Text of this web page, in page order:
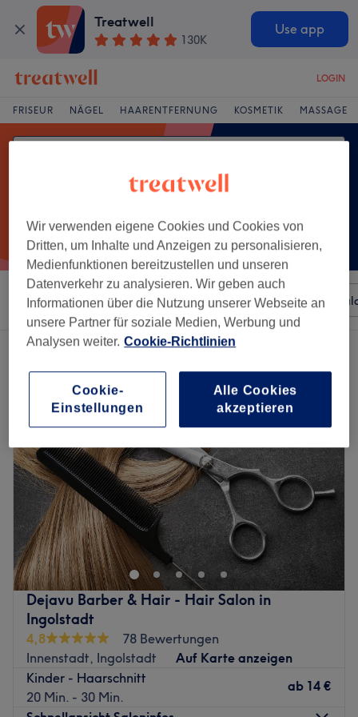
Treatwell
130K
Use app
LOGIN
FRISEUR NÄGEL HAARENTFERNUNG KOSMETIK MASSAGE
Sortieren nach Beliebiger Preis Besonderheiten
Ein Salon, der anbietet: haarschnitt für mädchen in Ingolstadt
Dejavu Barber & Hair - Hair Salon in
Ingolstadt
4,8
78 Bewertungen
Innenstadt, Ingolstadt
Auf Karte anzeigen
Kinder - Haarschnitt
20 Min. - 30 Min.
ab 14 €
Wir verwenden eigene Cookies und Cookies von
Dritten, um Inhalte und Anzeigen zu personalisieren,
Medienfunktionen bereitzustellen und unseren
Datenverkehr zu analysieren. Wir geben auch
Informationen über die Nutzung unserer Webseite an
unsere Partner für soziale Medien, Werbung und
Analysen weiter. Cookie-Richtlinien
Cookie-
Einstellungen
Alle Cookies
akzeptieren